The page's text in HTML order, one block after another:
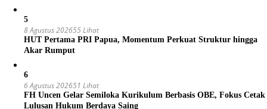
5
8 Agustus 202655 Lihat
HUT Pertama PRI Papua, Momentum Perkuat Struktur hingga
Akar Rumput
6
6 Agustus 202651 Lihat
FH Uncen Gelar Semiloka Kurikulum Berbasis OBE, Fokus Cetak
Lulusan Hukum Berdaya Saing